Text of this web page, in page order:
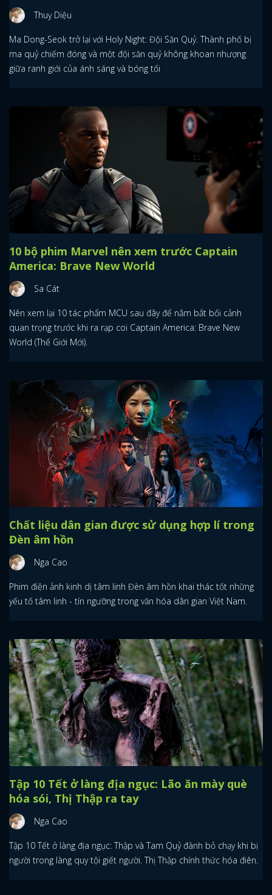
Thuỵ Diệu
Ma Dong-Seok trở lại với Holy Night: Đội Săn Quỷ. Thành phố bị
ma quỷ chiếm đóng và một đội săn quỷ không khoan nhượng
giữa ranh giới của ánh sáng và bóng tối
10 bộ phim Marvel nên xem trước Captain
America: Brave New World
Sa Cát
Nên xem lại 10 tác phẩm MCU sau đây để nắm bắt bối cảnh
quan trọng trước khi ra rạp coi Captain America: Brave New
World (Thế Giới Mới).
Chất liệu dân gian được sử dụng hợp lí trong
Đèn âm hồn
Nga Cao
Phim điện ảnh kinh dị tâm linh Đèn âm hồn khai thác tốt những
yếu tố tâm linh - tín ngưỡng trong văn hóa dân gian Việt Nam.
Tập 10 Tết ở làng địa ngục: Lão ăn mày què
hóa sói, Thị Thập ra tay
Nga Cao
Tập 10 Tết ở làng địa ngục: Thập và Tam Quỷ đành bỏ chạy khi bị
người trong làng quy tội giết người. Thị Thập chính thức hóa điên.